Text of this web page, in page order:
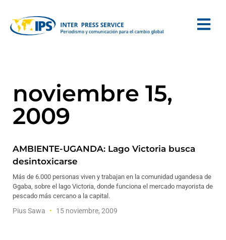
noviembre 15,
2009
AMBIENTE-UGANDA: Lago Victoria busca
desintoxicarse
Más de 6.000 personas viven y trabajan en la comunidad ugandesa de
Ggaba, sobre el lago Victoria, donde funciona el mercado mayorista de
pescado más cercano a la capital.
Pius Sawa 15 noviembre, 2009